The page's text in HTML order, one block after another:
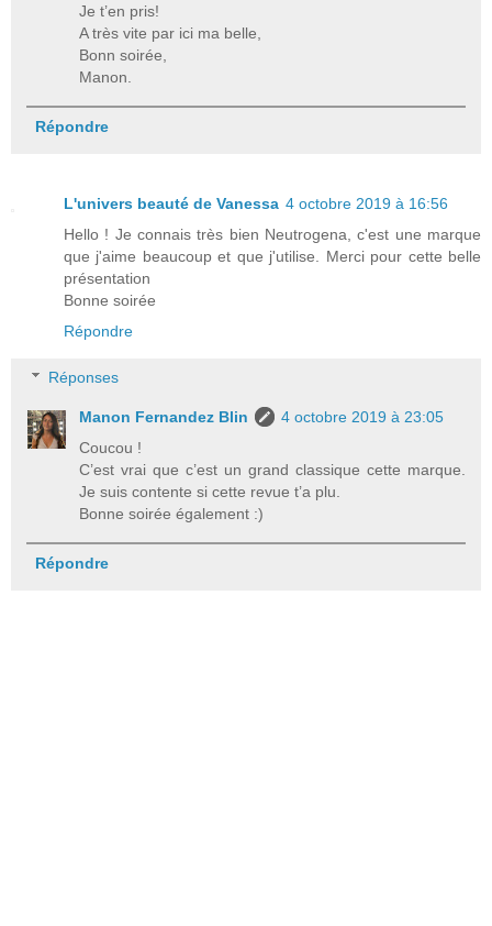
Je t’en pris!
A très vite par ici ma belle,
Bonn soirée,
Manon.
Répondre
L'univers beauté de Vanessa 4 octobre 2019 à 16:56
Hello ! Je connais très bien Neutrogena, c'est une marque
que j'aime beaucoup et que j'utilise. Merci pour cette belle
présentation
Bonne soirée
Répondre
Réponses
Manon Fernandez Blin
4 octobre 2019 à 23:05
Coucou !
C’est vrai que c’est un grand classique cette marque.
Je suis contente si cette revue t’a plu.
Bonne soirée également :)
Répondre